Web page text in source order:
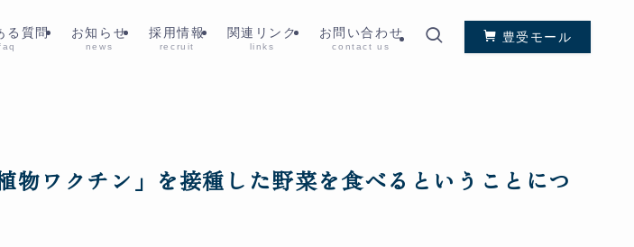
る質問 お知らせ
news
採用情報
recruit
関連リンク
links
お問い合わせ
contact us
豊受モール
物ワクチン」を接種した野菜を食べるということにつ